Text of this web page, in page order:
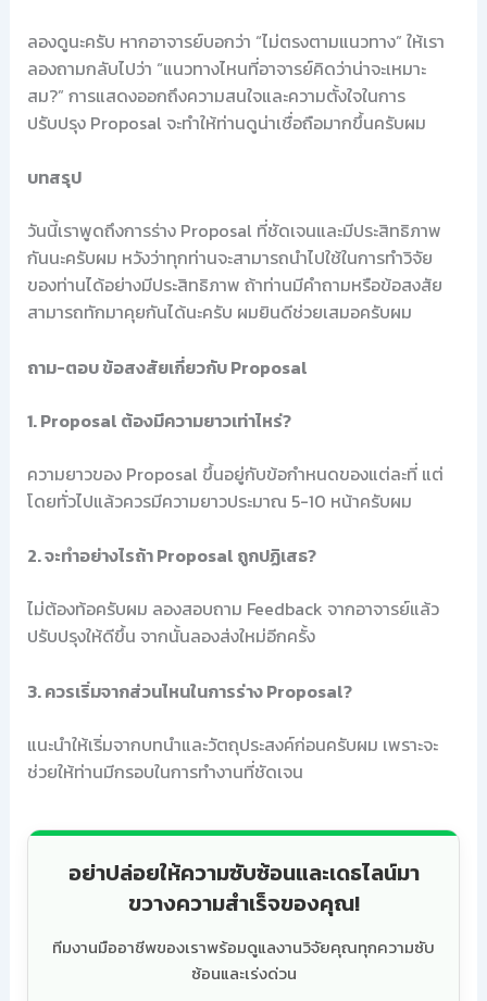
ลองดูนะครับ หากอาจารย์บอกว่า “ไม่ตรงตามแนวทาง” ให้เรา
ลองถามกลับไปว่า “แนวทางไหนที่อาจารย์คิดว่าน่าจะเหมาะ
สม?” การแสดงออกถึงความสนใจและความตั้งใจในการ
ปรับปรุง Proposal จะทำให้ท่านดูน่าเชื่อถือมากขึ้นครับผม
บทสรุป
วันนี้เราพูดถึงการร่าง Proposal ที่ชัดเจนและมีประสิทธิภาพ
กันนะครับผม หวังว่าทุกท่านจะสามารถนำไปใช้ในการทำวิจัย
ของท่านได้อย่างมีประสิทธิภาพ ถ้าท่านมีคำถามหรือข้อสงสัย
สามารถทักมาคุยกันได้นะครับ ผมยินดีช่วยเสมอครับผม
ถาม-ตอบ ข้อสงสัยเกี่ยวกับ Proposal
1. Proposal ต้องมีความยาวเท่าไหร่?
ความยาวของ Proposal ขึ้นอยู่กับข้อกำหนดของแต่ละที่ แต่
โดยทั่วไปแล้วควรมีความยาวประมาณ 5-10 หน้าครับผม
2. จะทำอย่างไรถ้า Proposal ถูกปฏิเสธ?
ไม่ต้องท้อครับผม ลองสอบถาม Feedback จากอาจารย์แล้ว
ปรับปรุงให้ดีขึ้น จากนั้นลองส่งใหม่อีกครั้ง
3. ควรเริ่มจากส่วนไหนในการร่าง Proposal?
แนะนำให้เริ่มจากบทนำและวัตถุประสงค์ก่อนครับผม เพราะจะ
ช่วยให้ท่านมีกรอบในการทำงานที่ชัดเจน
อย่าปล่อยให้ความซับซ้อนและเดธไลน์มา
ขวางความสำเร็จของคุณ!
ทีมงานมืออาชีพของเราพร้อมดูแลงานวิจัยคุณทุกความซับ
ซ้อนและเร่งด่วน